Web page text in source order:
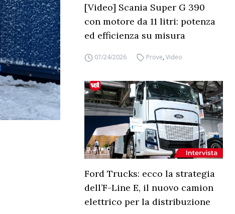
[Video] Scania Super G 390
con motore da 11 litri: potenza
ed efficienza su misura
07/24/2026 Prove,Video
Ford Trucks: ecco la strategia
dell’F-Line E, il nuovo camion
elettrico per la distribuzione